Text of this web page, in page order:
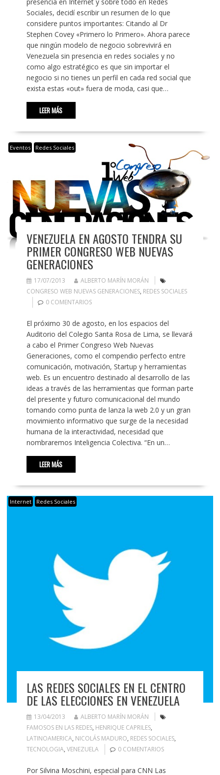
Sociales, decidí escribir un resumen de lo que
considere puntos importantes: Citando al Dr
Stephen Covey «Primero lo Primero». Ahora parece
que ningún modelo de negocio sobrevivirá en
Venezuela sin presencia en redes sociales y no
como algo estratégico es que sin importar el
negocio si no tienes un perfil en cada red social que
exista estas «out» fuera de moda, casi que…
LEER MÁS
Eventos Redes Sociales
VENEZUELA EN AGOSTO TENDRA SU
PRIMER CONGRESO WEB NUEVAS
GENERACIONES
17/07/2013
ALBERTO MARÍN MORÁN
CONGRESO WEB NUEVAS GENERACIONES, REDES SOCIALES
0 COMENTARIOS
El próximo 30 de agosto, en los espacios del
Auditorio del Colegio Santa Rosa de Lima, se llevará
a cabo el Primer Congreso Web Nuevas
Generaciones, como el compendio perfecto entre
comunicación, motivación, Startup y herramientas
web. Es un encuentro destinado al desarrollo de las
ideas a través de las herramientas que forman parte
del presente y futuro comunicacional del mundo
tomando como punta de lanza la web 2.0 y un gran
movimiento informativo que surge de la necesidad
humana de la interactividad, necesidad que
nombraremos Inteligencia Colectiva. “En un…
LEER MÁS
Internet Redes Sociales
LAS REDES SOCIALES EN EL CENTRO
DE LAS ELECCIONES EN VENEZUELA
13/04/2013
ALBERTO MARÍN MORÁN
FAMOSOS EN LAS REDES, HENRIQUE CAPRILES,
LATINOAMERICA, NICOLÁS MADURO, REDES SOCIALES,
TECNOLOGIA, VENEZUELA 0 COMENTARIOS
Por Silvina Moschini, especial para CNN Las